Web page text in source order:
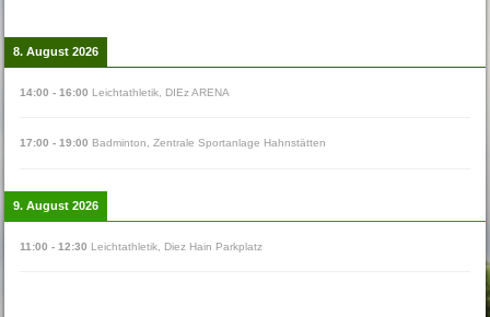
8. August 2026
14:00 -16:00 Leichtathletik, DIEz ARENA
17:00 -19:00 Badminton,Zentrale Sportanlage Hahnstätten
9. August 2026
11:00 -12:30 Leichtathletik Diez Hain Parkplatz